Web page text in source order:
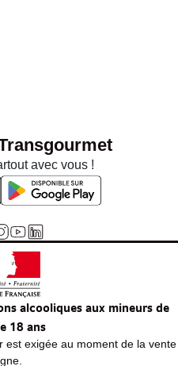
avec vous !
alcooliques aux mineurs de
18 ans
est exigée au moment de la vente